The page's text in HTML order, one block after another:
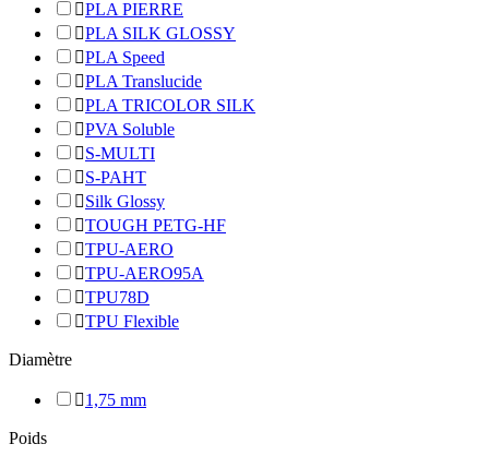
PLA PIERRE
PLA SILK GLOSSY
PLA Speed
PLA Translucide
PLA TRICOLOR SILK
PVA Soluble
S-MULTI
S-PAHT
Silk Glossy
TOUGH PETG-HF
TPU-AERO
TPU-AERO95A
TPU78D
TPU Flexible
Diamètre
1,75 mm
Poids